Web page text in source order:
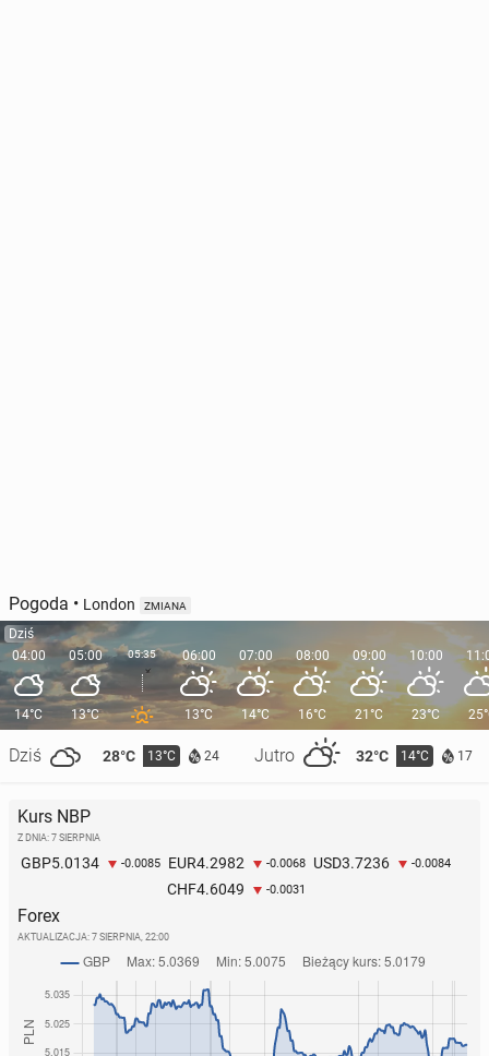
Pogoda • London ZMIANA
Dziś
04:00
14°C
Dziś 28°C 13°C 24 Jutro 32°C 14°C 17
05:00
13°C
05:35 06:00
13°C
07:00
14°C
08:00
16°C
09:00
21°C
10:00
23°C
Kurs NBP
Z DNIA: 7 SIERPNIA
GBP5.0134 -0.0085 EUR4.2982 -0.0068 USD3.7236 -0.0084
CHF4.6049 -0.0031
Forex
AKTUALIZACJA: 7 SIERPNIA, 22:00